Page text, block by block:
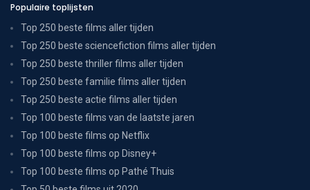
Populaire toplijsten
Top 250 beste films aller tijden
Top 250 beste sciencefiction films aller tijden
Top 250 beste thriller films aller tijden
Top 250 beste familie films aller tijden
Top 250 beste actie films aller tijden
Top 100 beste films van de laatste jaren
Top 100 beste films op Netflix
Top 100 beste films op Disney+
Top 100 beste films op Pathé Thuis